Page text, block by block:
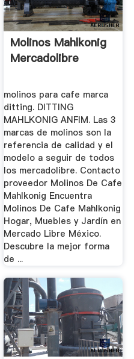
Molinos Mahlkonig
Mercadolibre
molinos para cafe marca
ditting. DITTING
MAHLKONIG ANFIM. Las 3
marcas de molinos son la
referencia de calidad y el
modelo a seguir de todos
los mercadolibre. Contacto
proveedor Molinos De Cafe
Mahlkonig Encuentra
Molinos De Cafe Mahlkonig
Hogar, Muebles y Jardín en
Mercado Libre México.
Descubre la mejor forma
de ...